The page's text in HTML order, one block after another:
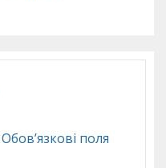
Обов’язкові поля